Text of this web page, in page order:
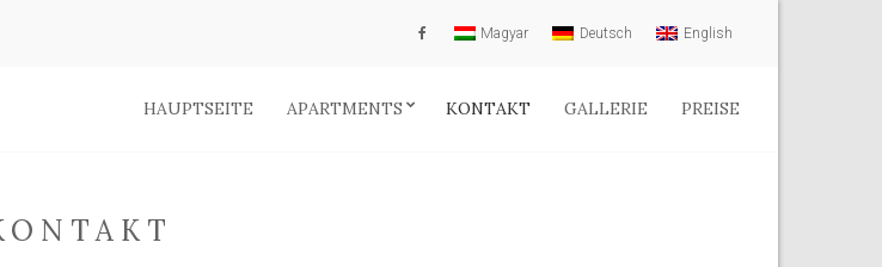
Magyar Deutsch English
HAUPTSEITE APARTMENTS KONTAKT GALLERIE PREISE